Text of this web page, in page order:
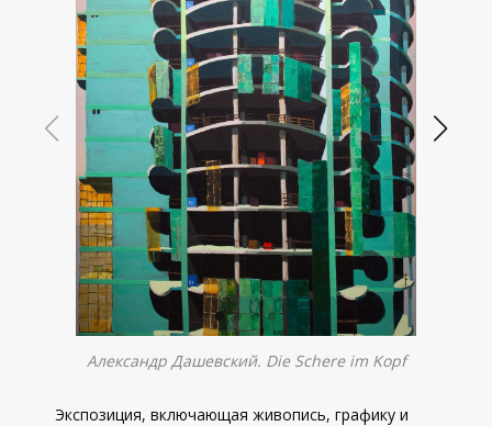
Александр Дашевский. Die Schere im Kopf
Экспозиция, включающая живопись, графику и